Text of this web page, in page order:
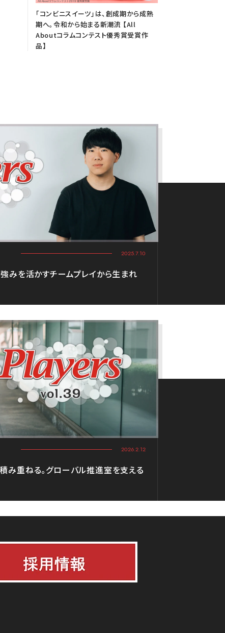
「コンビニスイーツ」は、創成期から成熟
期へ。令和から始まる新潮流 【All
Aboutコラムコンテスト優秀賞受賞作
品】
2025.7.10
強みを活かすチームプレイから生まれ
2026.2.12
み重ねる。グローバル推進室を支える